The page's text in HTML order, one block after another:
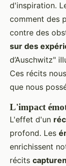
d'inspiration.
comment des
contre des
sur des
d’Auschwitz"
Ces récits
que nous
L'impact
L'effet d'un
profond. Les
enrichissent
récits